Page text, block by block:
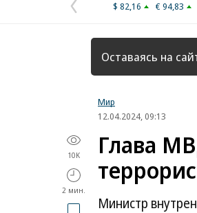
Предыдущая
страница
$ 82,16 € 94,83
Оставаясь на
Мир
12.04.2024, 09:13
10K
2 мин.
Глава
Министр